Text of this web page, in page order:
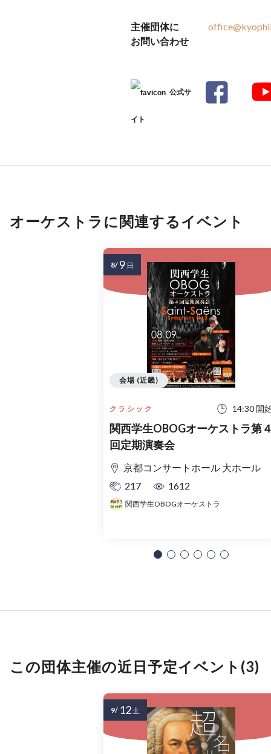
主催団体に
お問い合わせ
公式サ
イト
オーケストラに関連するイベント
クラシック 14:30 開
関西学生OBOGオーケストラ第
回定期演奏会
京都コンサートホール 大ホール
217
1612
関西学生OBOGオーケストラ
会場 (近畿)
8/ 9 日
この団体主催の近日予定イベント(3)
9/ 12土